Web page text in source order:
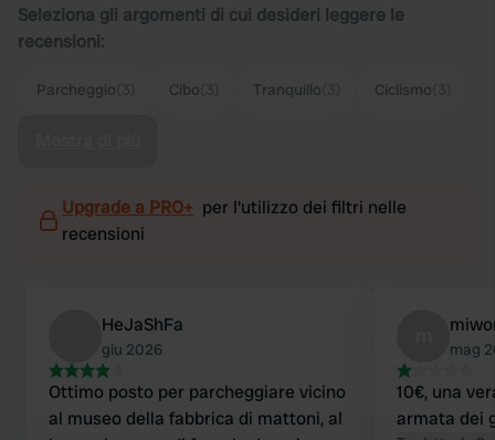
Seleziona gli argomenti di cui desideri leggere le
recensioni:
Parcheggio Cibo Tranquillo Ciclismo
Upgrade a PRO+ per l'utilizzo dei filtri nelle
recensioni
HeJaShFa
giu 2026
Ottimo posto per parcheggiare vicino
al museo della fabbrica di mattoni, al
mag
10€, una
armata dei